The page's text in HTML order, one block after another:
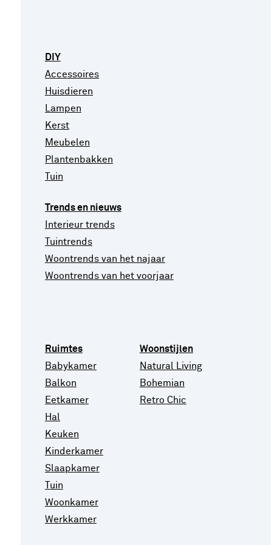
DIY
Accessoires
Huisdieren
Lampen
Kerst
Meubelen
Plantenbakken
Tuin
Trends en nieuws
Interieur trends
Tuintrends
Woontrends van het najaar
Woontrends van het voorjaar
Ruimtes
Babykamer
Balkon
Eetkamer
Hal
Keuken
Kinderkamer
Slaapkamer
Tuin
Woonkamer
Werkkamer
Woonstijlen
Natural Living
Bohemian
Retro Chic